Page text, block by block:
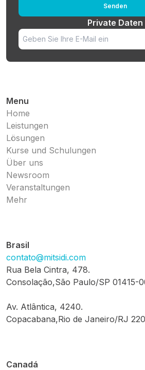
Menu
Home
Leistungen
Lösungen
Kurse und Schulungen
Über uns
Newsroom
Veranstaltungen
Mehr
Brasil
contato@mitsidi.com
Rua Bela Cintra, 478.
Consolação,São Paulo/SP 01415-
Av. Atlântica, 4240.
Copacabana,Rio de Janeiro/RJ
Canadá
Senden
Private Daten